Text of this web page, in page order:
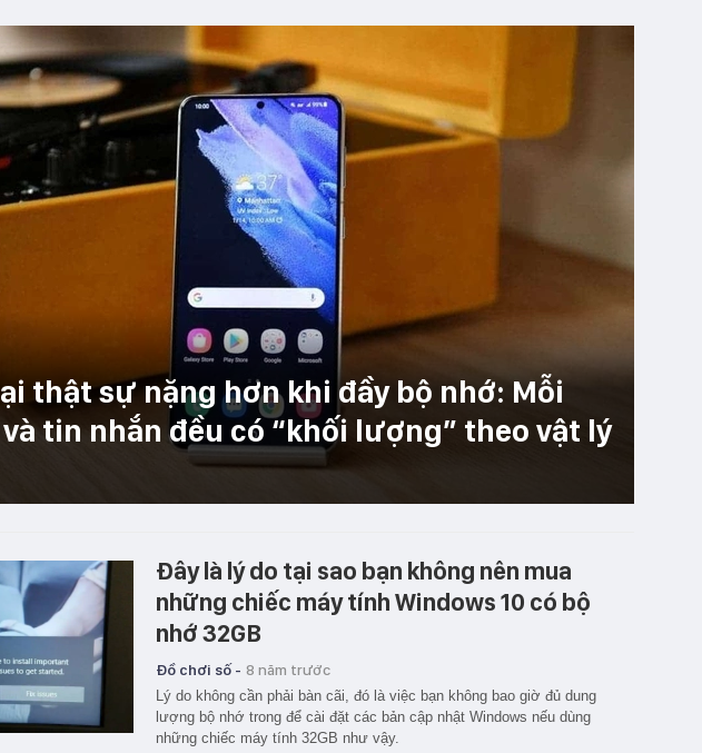
thật sự nặng hơn khi đầy bộ nhớ: Mỗi
tin nhắn đều có “khối lượng” theo vật lý
Đây là lý do tại sao bạn không nên mua
những chiếc máy tính Windows 10 có bộ
nhớ 32GB
Đồ chơi số - 8 năm trước
Lý do không cần phải bàn cãi, đó là việc bạn không bao giờ đủ dung
lượng bộ nhớ trong để cài đặt các bản cập nhật Windows nếu dùng
những chiếc máy tính 32GB như vậy.